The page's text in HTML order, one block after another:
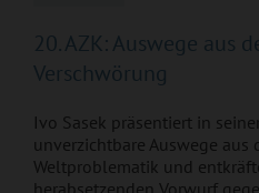
20. AZK: Auswege aus
Verschwörung
Ivo Sasek präsentiert in
unverzichtbare Auswege aus
Weltproblematik und